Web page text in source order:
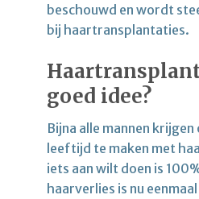
beschouwd en wordt
bij haartransplantaties.
goed idee?
Bijna alle mannen krijgen
leeftijd te maken met
iets aan wilt doen is
haarverlies is nu